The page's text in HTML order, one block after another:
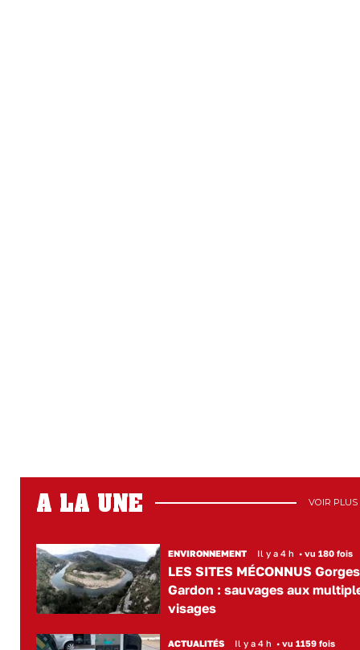
A LA UNE VOIR PLUS
ENVIRONNEMENT Il y a 4 h • vu 180 fois
LES SITES MÉCONNUS
Gardon : sauvages aux
visages
ACTUALITÉS Il y a 4 h • vu 1159 fois